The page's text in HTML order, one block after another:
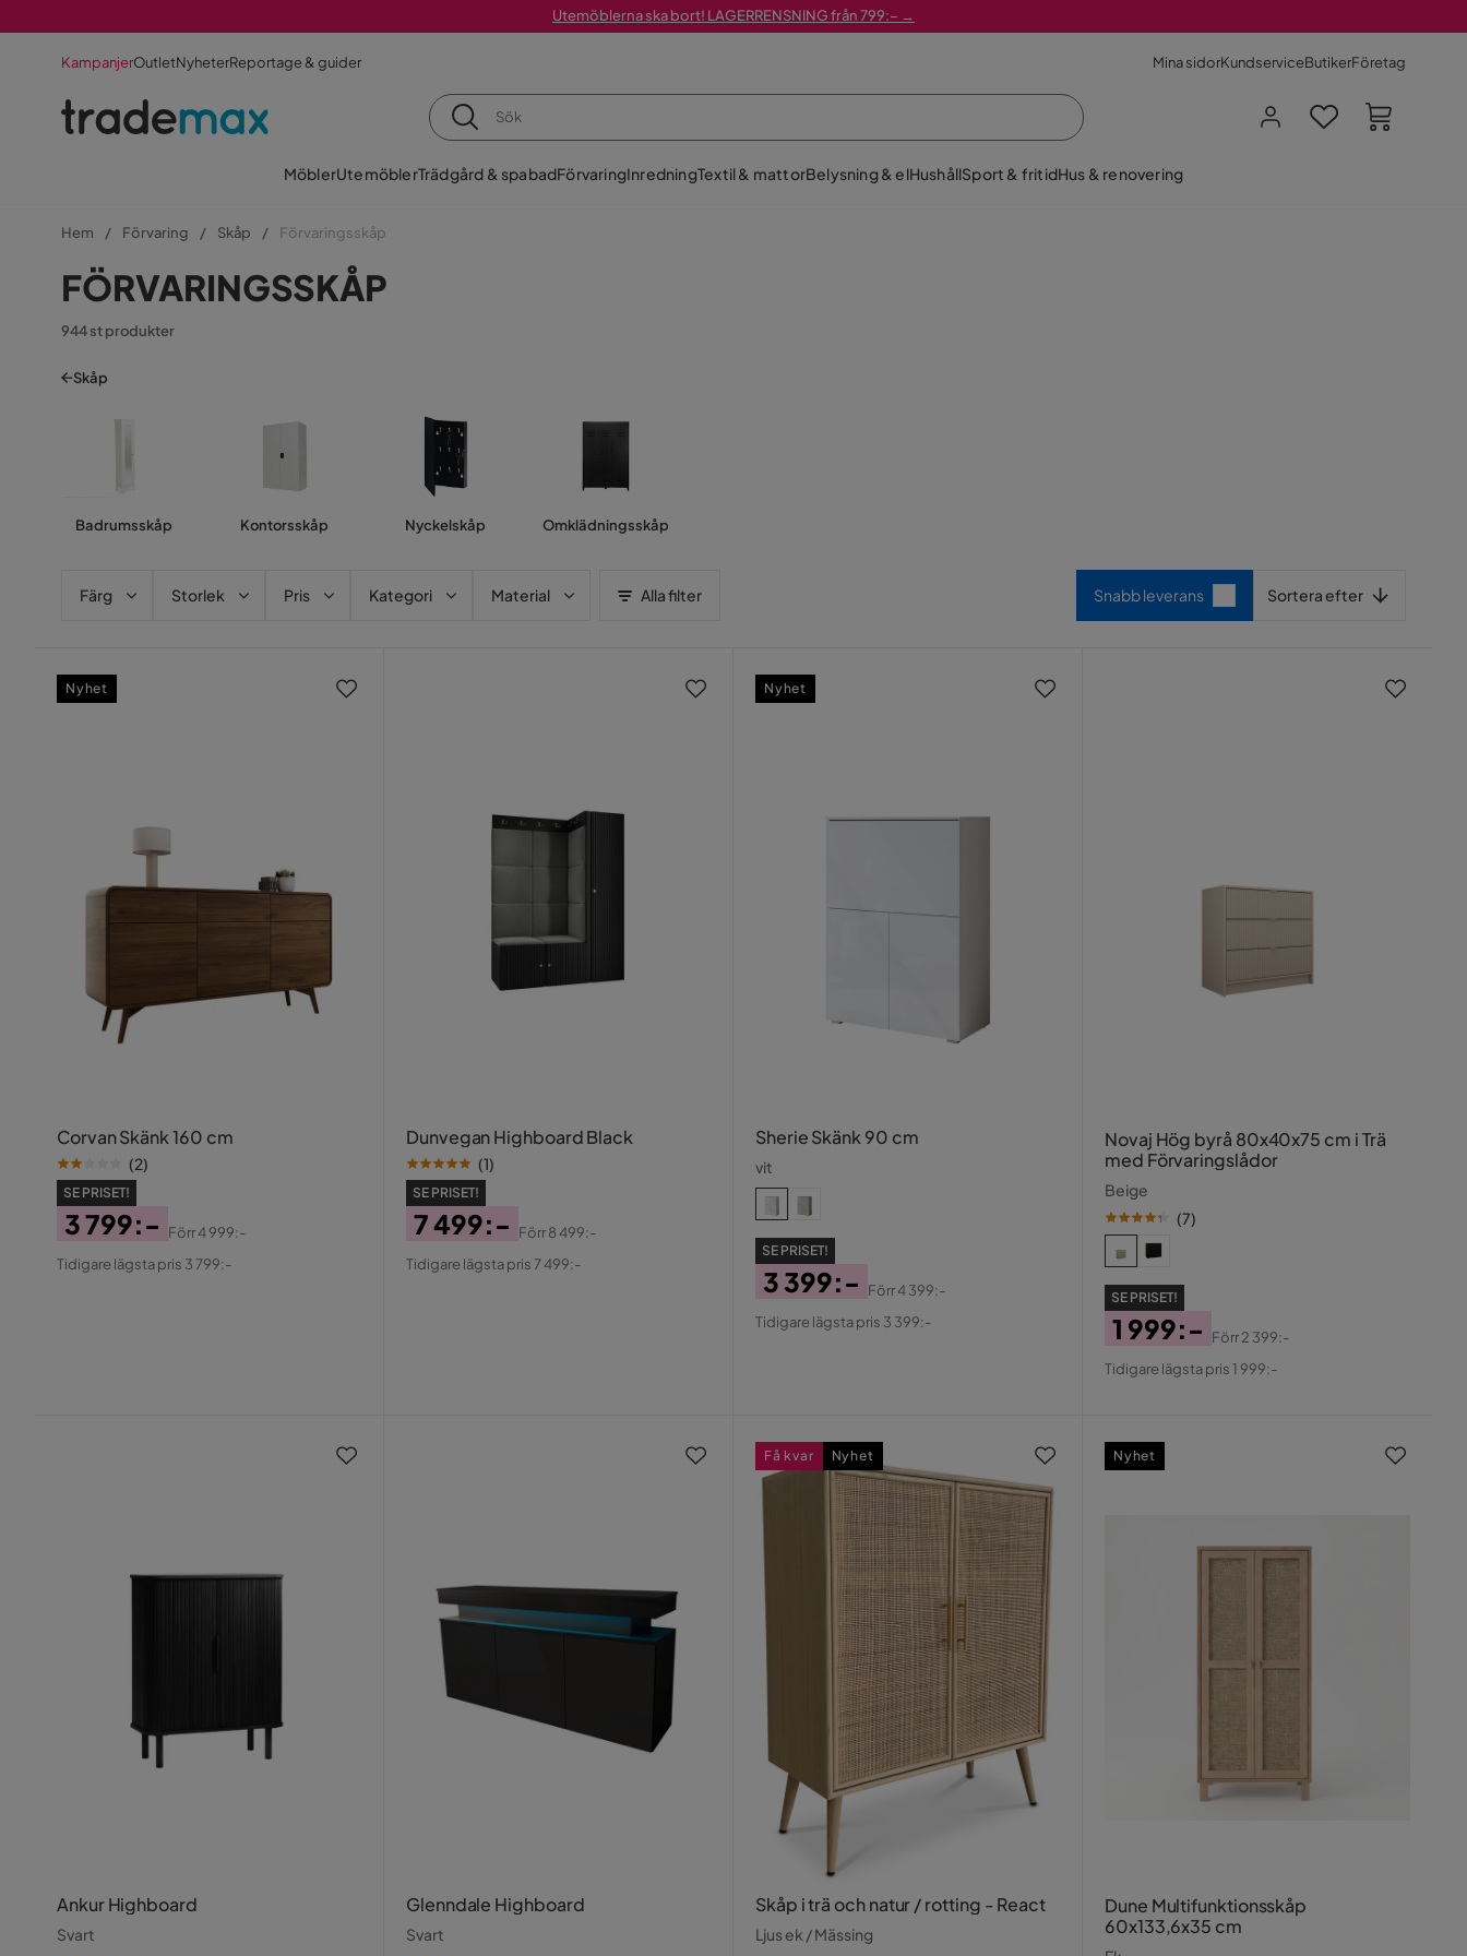
Utemöblerna ska bort! LAGERRENSNING från 799:– →
KampanjerOutletNyheterReportage & guider Mina sidorKundserviceButikerFöretag
MöblerUtemöblerTrädgård & spabadFörvaringInredningTextil & mattorBelysning & elHushållSport & fritidHus & renovering
Hem Förvaring Skåp Förvaringsskåp
FÖRVARINGSSKÅP
944 st produkter
Skåp
Badrumsskåp Kontorsskåp Nyckelskåp Omklädningsskåp
Färg Storlek Pris Kategori Material Alla filter Snabb leverans Sortera efter
Corvan Skänk 160 cm
(2)
SE PRISET!
Pris
3 799:-
Original
Förr4 999:-
Tidigare lägsta pris 3 799:-
Nyhet
Dunvegan Highboard Black
(1)
SE PRISET!
Pris
7 499:-
Original
Förr8 499:-
Tidigare lägsta pris 7 499:-
Sherie Skänk 90 cm
vit
SE PRISET!
Pris
3 399:-
Original
Förr4 399:-
Tidigare lägsta pris 3 399:-
Nyhet
Novaj Hög byrå 80x40x75 cm i Trä
med Förvaringslådor
Beige
(7)
SE PRISET!
Pris
1 999:-
Original
Förr2 399:-
Tidigare lägsta pris 1 999:-
Ankur Highboard
Svart
Glenndale Highboard
Svart
Skåp i trä och natur / rotting - React
Ljus ek / Mässing
Få kvar Nyhet
Dune Multifunktionsskåp
60x133,6x35 cm
Nyhet